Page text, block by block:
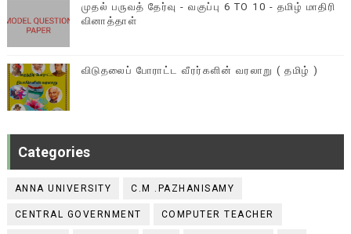
முதல் பருவத் தேர்வு - வகுப்பு 6 TO 10 - தமிழ் மாதிரி
வினாத்தாள்
விடுதலைப் போராட்ட வீரர்களின் வரலாறு ( தமிழ் )
Categories
ANNA UNIVERSITY C.M .PAZHANISAMY
CENTRAL GOVERNMENT COMPUTER TEACHER